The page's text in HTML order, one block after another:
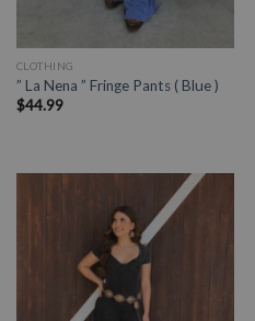
CLOTHING
” La Nena ” Fringe Pants ( Blue )
$44.99